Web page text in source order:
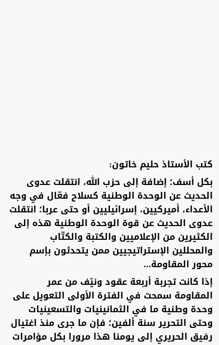
كتب الأستاذ حليم خاتون:
بكل أسف؛ إضافة إلى حزب الله، انتقلت عدوى
الحديث عن الوحدة الوطنية كسلاح فعّال في وجه
الأعداء، أميركيين، إسرائيليين أو حتى عربا؛ انتقلت
عدوى الحديث عن قوة الوحدة الوطنية هذه إلى
الكثيرين من الإعلاميين والكتبة والكتّاب
والمحللين الإستراتيجيين ممن يتحدثون بإسم
محور المقاومة...
إذا كانت تجربة أربعة عقود ونيّف من عمر
المقاومة سمحت في الفترة الأولى التعويل على
وحدة وطنية ما في الثمانينيات والتسعينيات
وحتى التحرير سنة ألفين؛ فإن ما جرى منذ اغتيال
رفيق الحريري إلى يومنا هذا مرورا بكل مؤامرات